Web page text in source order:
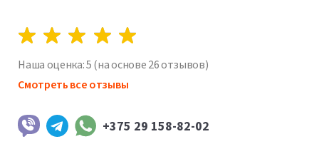
Наша оценка:5(на основе26отзывов)
Смотреть все отзывы
+375 29 158-82-02